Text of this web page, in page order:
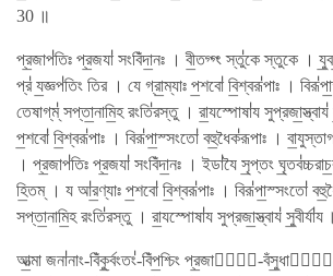
30 ॥
প্র॒জাপ॑তিঃ প্র॒জযা॑ সং​বিঁদা॒নঃ । বী॒তগ্গ্‍ং স্তু॑কে স্তুকে ।
প্র॑ য॒জ্ঞপ॑তিং তির । যে গ্রা॒ম্যাঃ প॒শবো॑ বি॒শ্বরূ॑পাঃ ।
তেষাগ্​ম্॑ সপ্তা॒নামি॒হ রংতি॑রস্তু । রা॒যস্পোষা॑য
প॒শবো॑ বি॒শ্বরূ॑পাঃ । বিরূ॑পা॒স্সংতো॑ বহু॒ধৈক॑রূপাঃ ।
। প্র॒জাপ॑তিঃ প্র॒জযা॑ সং​বিঁদা॒নঃ । ইডা॑যৈ সৃ॒প্তং
হি॒তম্ । য আ॑র॒ণ্যাঃ প॒শবো॑ বি॒শ্বরূ॑পাঃ । বিরূ॑পা॒স্সংতো॑
সপ্তা॒নামি॒হ রংতি॑রস্তু । রা॒যস্পোষা॑য সুপ্রজা॒স্ত্বায॑
আ॒ত্মা জনা॑নাং-বিঁকু॒র্বংতং॑-বিঁপ॒শ্চিং প্র॒জানাং᳚-